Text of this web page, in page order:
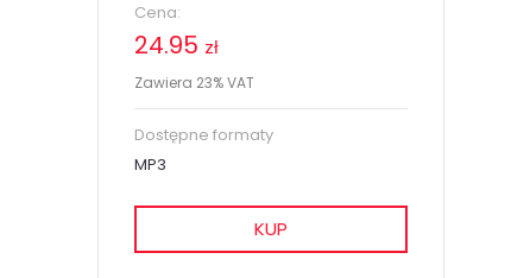
Cena:
24.95 zł
Zawiera 23% VAT
Dostępne formaty
MP3
KUP